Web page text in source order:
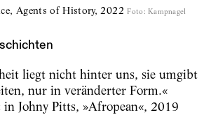
Agents of History, 2022 Foto: Kampnagel
liegt nicht hinter uns, sie umgibt
nur in veränderter Form.«
Johny Pitts, »Afropean«, 2019